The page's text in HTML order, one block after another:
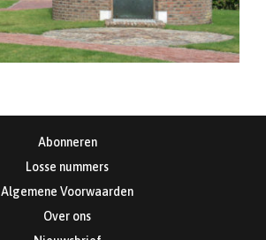
Abonneren
Losse nummers
Algemene Voorwaarden
Over ons